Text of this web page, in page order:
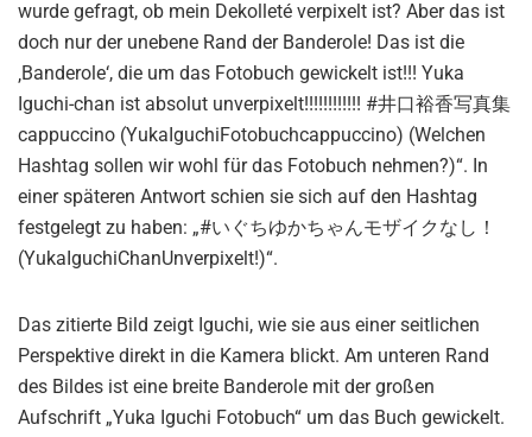
wurde gefragt, ob mein Dekolleté verpixelt ist? Aber das ist
doch nur der unebene Rand der Banderole! Das ist die
‚Banderole‘, die um das Fotobuch gewickelt ist!!! Yuka
Iguchi-chan ist absolut unverpixelt!!!!!!!!!!!! #井口裕香写真集
cappuccino (YukaIguchiFotobuchcappuccino) (Welchen
Hashtag sollen wir wohl für das Fotobuch nehmen?)“. In
einer späteren Antwort schien sie sich auf den Hashtag
festgelegt zu haben: „#いぐちゆかちゃんモザイクなし！
(YukaIguchiChanUnverpixelt!)“.
Das zitierte Bild zeigt Iguchi, wie sie aus einer seitlichen
Perspektive direkt in die Kamera blickt. Am unteren Rand
des Bildes ist eine breite Banderole mit der großen
Aufschrift „Yuka Iguchi Fotobuch“ um das Buch gewickelt.